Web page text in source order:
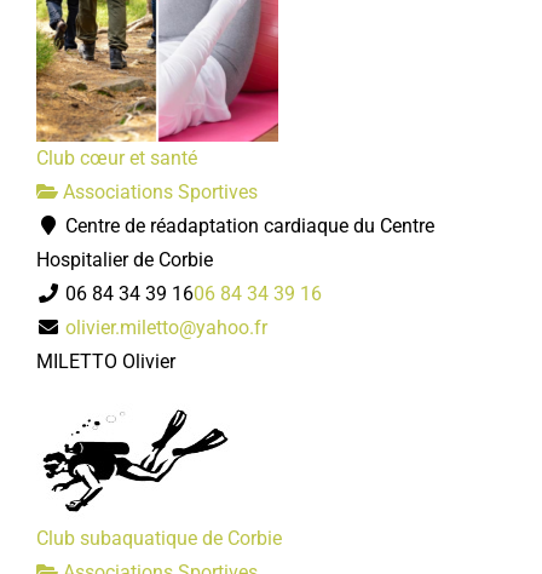
Club cœur et santé
Associations Sportives
Centre de réadaptation cardiaque du Centre
Hospitalier de Corbie
06 84 34 39 1606 84 34 39 16
olivier.miletto@yahoo.fr
MILETTO Olivier
Club subaquatique de Corbie